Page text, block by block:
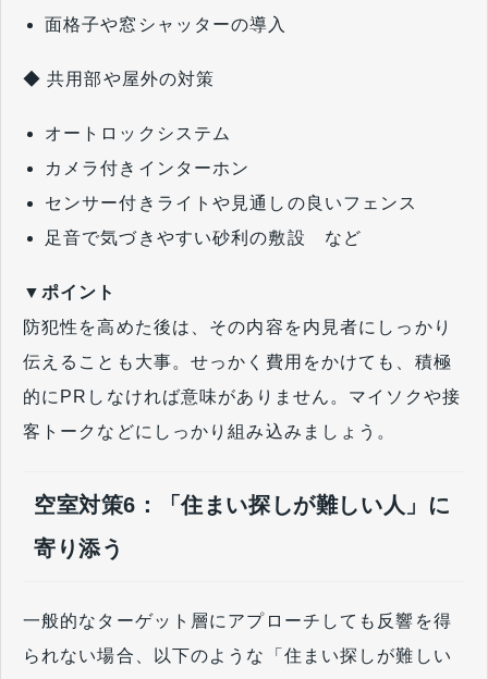
面格子や窓シャッターの導入
◆ 共用部や屋外の対策
オートロックシステム
カメラ付きインターホン
センサー付きライトや見通しの良いフェンス
足音で気づきやすい砂利の敷設 など
▼ポイント
防犯性を高めた後は、その内容を内見者にしっかり
伝えることも大事。せっかく費用をかけても、積極
的にPRしなければ意味がありません。マイソクや接
客トークなどにしっかり組み込みましょう。
空室対策6：「住まい探しが難しい人」に
寄り添う
一般的なターゲット層にアプローチしても反響を得
られない場合、以下のような「住まい探しが難しい